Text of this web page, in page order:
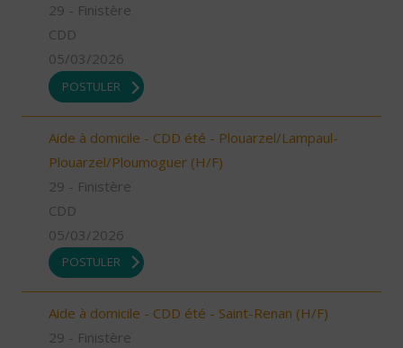
29 - Finistère
CDD
05/03/2026
POSTULER
Aide à domicile - CDD été - Plouarzel/Lampaul-
Plouarzel/Ploumoguer (H/F)
29 - Finistère
CDD
05/03/2026
POSTULER
Aide à domicile - CDD été - Saint-Renan (H/F)
29 - Finistère